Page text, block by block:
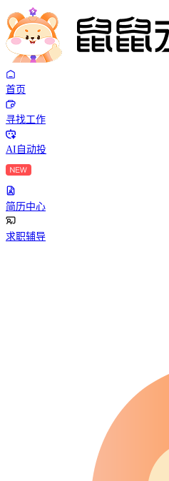
首页
寻找工作
AI自动投
简历中心
求职辅导